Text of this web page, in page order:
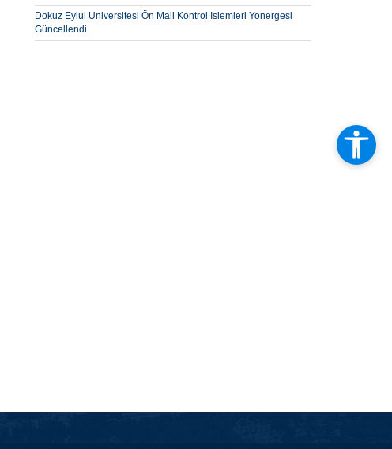
Dokuz Eylul Universitesi Ön Mali Kontrol Islemleri Yonergesi
Güncellendi.